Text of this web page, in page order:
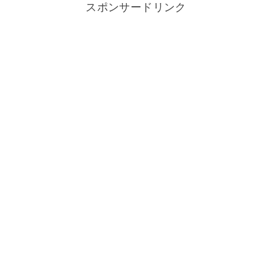
スポンサードリンク